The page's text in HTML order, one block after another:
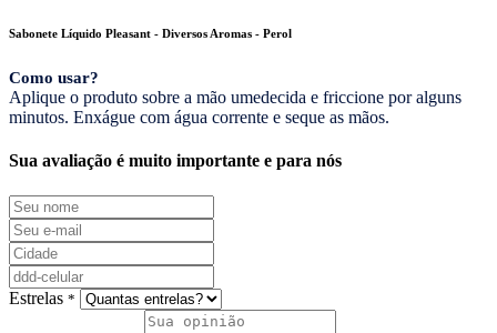
Sabonete Líquido Pleasant - Diversos Aromas - Perol
Como usar?
Aplique o produto sobre a mão umedecida e friccione por alguns
minutos. Enxágue com água corrente e seque as mãos.
Sua avaliação é muito importante e para nós
Estrelas *